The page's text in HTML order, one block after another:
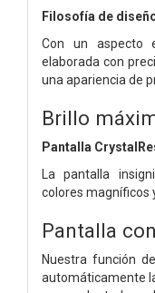
Filosofía de
Con un aspecto
elaborada con
una apariencia de
Brillo
Pantalla
La pantalla
colores magníficos
Pantalla
Nuestra función
automáticamente